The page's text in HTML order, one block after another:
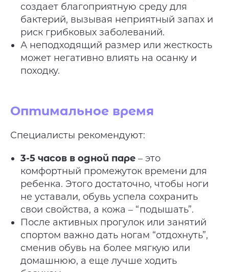
создает благоприятную среду для
бактерий, вызывая неприятный запах и
риск грибковых заболеваний.
А неподходящий размер или жесткость
может негативно влиять на осанку и
походку.
Оптимальное время
Специалисты рекомендуют:
3-5 часов в одной паре – это
комфортный промежуток времени для
ребенка. Этого достаточно, чтобы ноги
не уставали, обувь успела сохранить
свои свойства, а кожа – “подышать”.
После активных прогулок или занятий
спортом важно дать ногам “отдохнуть”,
сменив обувь на более мягкую или
домашнюю, а еще лучше ходить